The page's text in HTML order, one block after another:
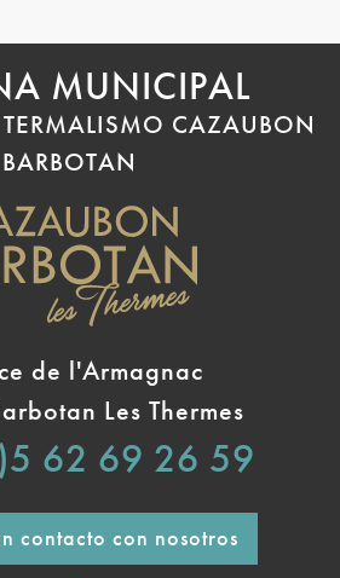
MUNICIPAL
CAZAUBON
BARBOTAN
de l'Armagnac
Les Thermes
62 69 26 59
contacto con nosotros